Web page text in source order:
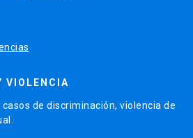
VIOLENCIA
de discriminación, violencia de